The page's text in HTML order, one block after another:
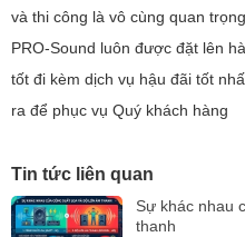
và thi công là vô cùng quan
PRO-Sound luôn được đặt lên
tốt đi kèm dịch vụ hậu đãi tốt
ra để phục vụ Quý khách hàng
Tin tức liên quan
Sự khác nhau
thanh